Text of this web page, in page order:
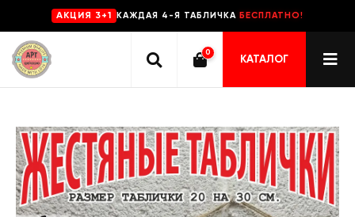
AKЦИЯ 3+1 КАЖДАЯ 4-Я ТАБЛИЧКА БЕСПЛАТНО!
0
КАТАЛОГ